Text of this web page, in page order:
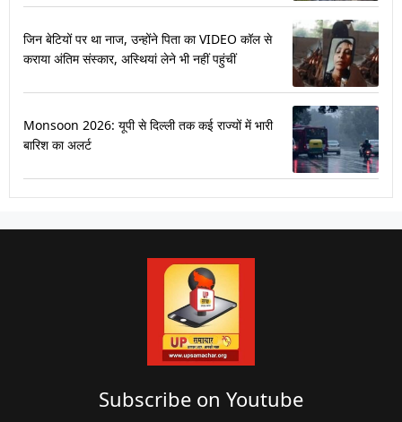
जिन बेटियों पर था नाज, उन्होंने पिता का VIDEO कॉल से
कराया अंतिम संस्कार, अस्थियां लेने भी नहीं पहुंचीं
Monsoon 2026: यूपी से दिल्ली तक कई राज्यों में भारी
बारिश का अलर्ट
Subscribe on Youtube​